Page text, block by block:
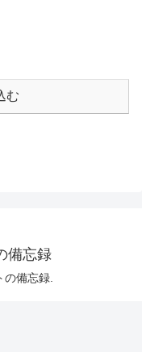
む
備忘録
備忘録.